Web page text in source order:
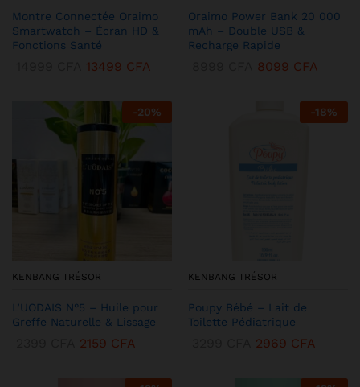
Montre Connectée Oraimo
Smartwatch – Écran HD &
Fonctions Santé
13499 CFA
Oraimo Power Bank 20 000
mAh – Double USB &
Recharge Rapide
8099 CFA
-20%
KENBANG TRÉSOR
L’UODAIS N°5 – Huile pour
Greffe Naturelle & Lissage
2159 CFA
-18%
KENBANG TRÉSOR
Poupy Bébé – Lait de
Toilette Pédiatrique
2969 CFA